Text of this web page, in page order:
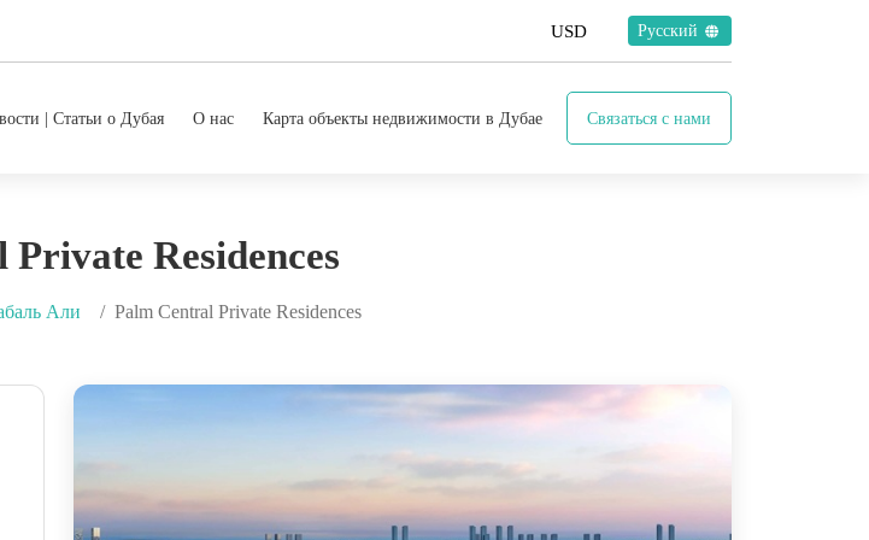
Русский
| Статьи о Дубая О нас Карта объекты недвижимости в Дубае Связаться с нами
Residences
Али Palm Central Private Residences